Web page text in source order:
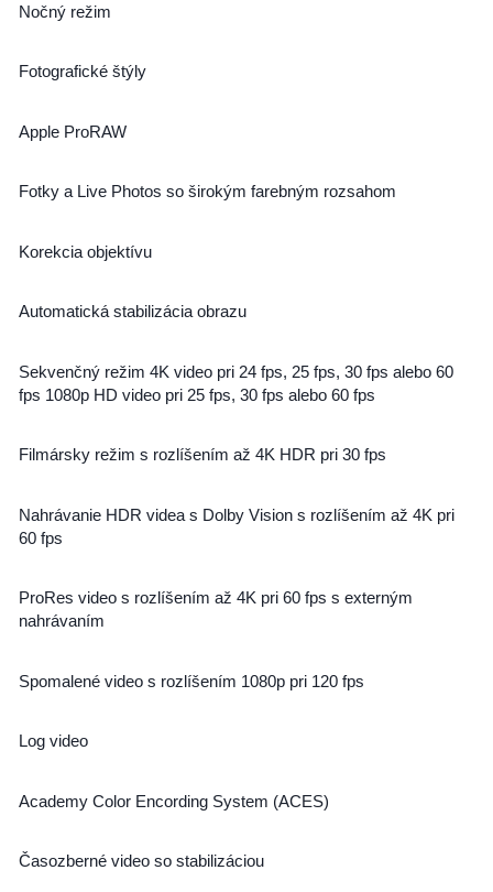
Nočný režim
Fotografické štýly
Apple ProRAW
Fotky a Live Photos so širokým farebným rozsahom
Korekcia objektívu
Automatická stabilizácia obrazu
Sekvenčný režim 4K video pri 24 fps, 25 fps, 30 fps alebo 60
fps 1080p HD video pri 25 fps, 30 fps alebo 60 fps
Filmársky režim s rozlíšením až 4K HDR pri 30 fps
Nahrávanie HDR videa s Dolby Vision s rozlíšením až 4K pri
60 fps
ProRes video s rozlíšením až 4K pri 60 fps s externým
nahrávaním
Spomalené video s rozlíšením 1080p pri 120 fps
Log video
Academy Color Encording System (ACES)
Časozberné video so stabilizáciou